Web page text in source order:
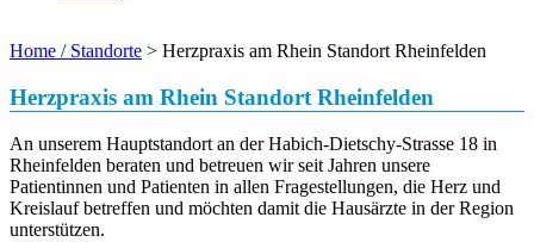
Home / Standorte > Herzpraxis am Rhein Standort Rheinfelden
Herzpraxis am Rhein Standort Rheinfelden
An unserem Hauptstandort an der Habich-Dietschy-Strasse 18 in
Rheinfelden beraten und betreuen wir seit Jahren unsere
Patientinnen und Patienten in allen Fragestellungen, die Herz und
Kreislauf betreffen und möchten damit die Hausärzte in der Region
unterstützen.